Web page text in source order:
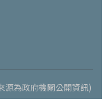
源為政府機關公開資訊)